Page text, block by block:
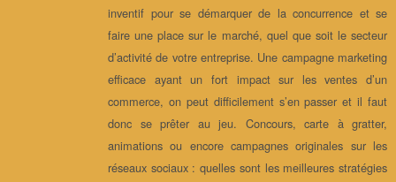
inventif pour se démarquer de la concurrence et se
faire une place sur le marché, quel que soit le secteur
d’activité de votre entreprise. Une campagne marketing
efficace ayant un fort impact sur les ventes d’un
commerce, on peut difficilement s’en passer et il faut
donc se prêter au jeu. Concours, carte à gratter,
animations ou encore campagnes originales sur les
réseaux sociaux : quelles sont les meilleures stratégies